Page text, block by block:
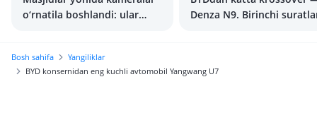
o‘rnatila boshlandi: ular
Denza N9. Birinchi
Bosh sahifa
Yangiliklar
BYD konsernidan eng kuchli avtomobil Yangwang U7